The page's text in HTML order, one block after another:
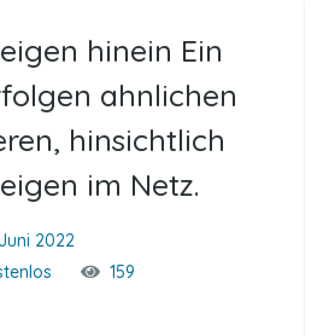
hinein Ein
ahnlichen
hinsichtlich
im Netz.
2022
159